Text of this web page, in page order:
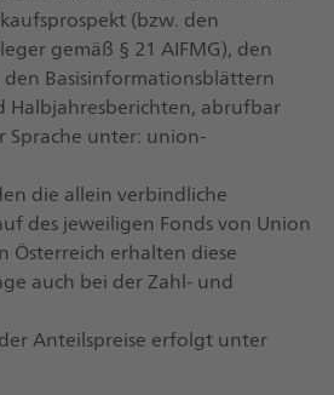
(bzw. den
gemäß § 21 AIFMG), den
Basisinformationsblättern
Halbjahresberichten, abrufbar
Sprache unter: union-
die allein verbindliche
des jeweiligen Fonds von Union
Österreich erhalten diese
auch bei der Zahl- und
Anteilspreise erfolgt unter